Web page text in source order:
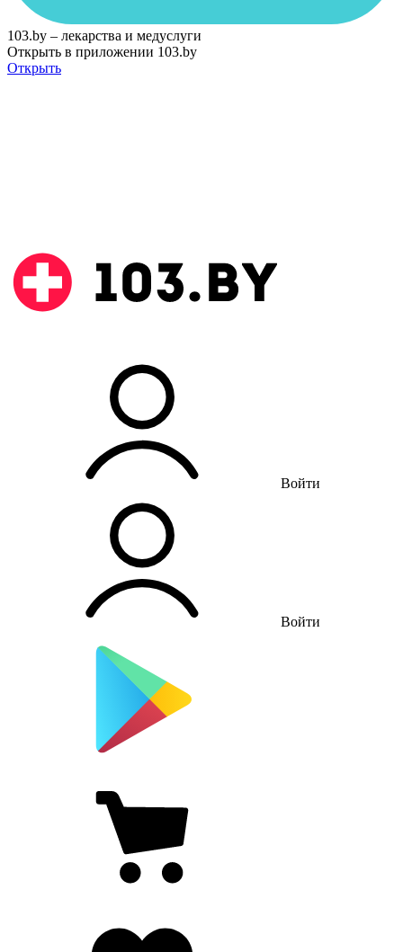
103.by – лекарства и медуслуги
Открыть в приложении 103.by
Открыть
Войти
Войти